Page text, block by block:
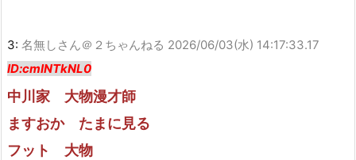
3: 名無しさん＠２ちゃんねる 2026/06/03(水) 14:17:33.17
ID:cmINTkNL0
中川家 大物漫才師
ますおか たまに見る
フット 大物